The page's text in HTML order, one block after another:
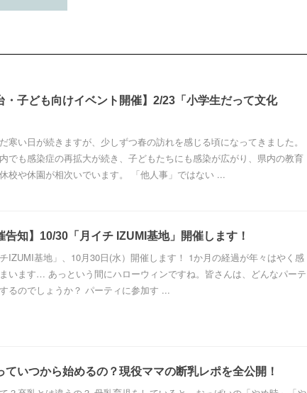
・子ども向けイベント開催】2/23「小学生だって文化
寒い日が続きますが、少しずつ春の訪れを感じる頃になってきました。
でも感染症の再拡大が続き、子どもたちにも感染が広がり、県内の教育
校や休園が相次いでいます。 「他人事」ではない ...
告知】10/30「月イチ IZUMI基地」開催します！
チIZUMI基地」、10月30日(水）開催します！ 1か月の経過が年々はやく感
います… あっという間にハローウィンですね。皆さんは、どんなパーテ
るのでしょうか？ パーティに参加す ...
ていつから始めるの？現役ママの断乳レポを全公開！